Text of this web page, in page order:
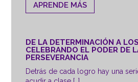
APRENDE MÁS
DE LA DETERMINACIÓN A
CELEBRANDO EL PODER DE
PERSEVERANCIA
Detrás de cada logro hay una